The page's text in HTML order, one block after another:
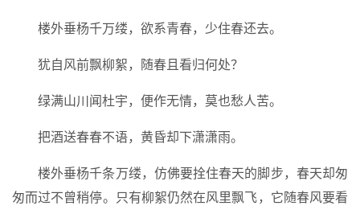
楼外垂杨千万缕，欲系青春，少住春还去。
犹自风前飘柳絮，随春且看归何处？
绿满山川闻杜宇，便作无情，莫也愁人苦。
把酒送春春不语，黄昏却下潇潇雨。
楼外垂杨千条万缕，仿佛要拴住春天的脚步，春天却匆
匆而过不曾稍停。只有柳絮仍然在风里飘飞，它随春风要看